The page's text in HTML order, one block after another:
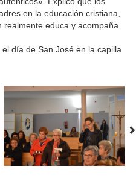
en la educación cristiana,
educa y acompaña
día de San José en la capilla